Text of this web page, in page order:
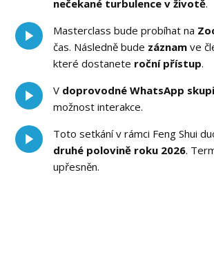
nečekané turbulence v životě.
Masterclass bude probíhat na
čas. Následně bude záznam ve
které dostanete roční přístup.
V doprovodné WhatsApp
možnost interakce.
Toto setkání v rámci Feng Shui
druhé polovině roku 2026.
upřesněn.